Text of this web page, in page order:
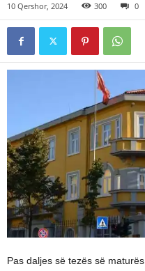
10 Qershor, 2024 300 0
Pas daljes së tezës së